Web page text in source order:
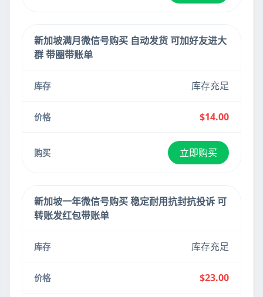
新加坡满月微信号购买 自动发货 可加好友进大
群 带圈带账单
库存充足
$14.00
立即购买
新加坡一年微信号购买 稳定耐用抗封抗投诉 可
转账发红包带账单
库存充足
$23.00